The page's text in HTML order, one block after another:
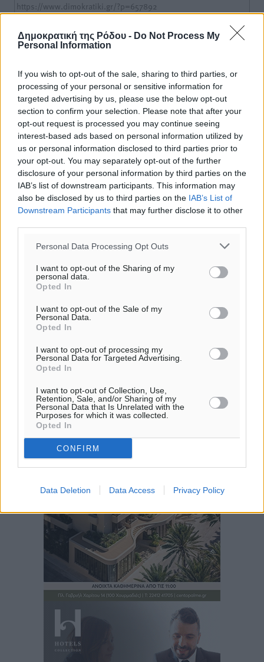
Δημοκρατική της Ρόδου - Do Not Process My
Personal Information
If you wish to opt-out of the sale, sharing to third parties, or
processing of your personal or sensitive information for
targeted advertising by us, please use the below opt-out
section to confirm your selection. Please note that after your
opt-out request is processed you may continue seeing
interest-based ads based on personal information utilized by
us or personal information disclosed to third parties prior to
your opt-out. You may separately opt-out of the further
disclosure of your personal information by third parties on the
IAB’s list of downstream participants. This information may
also be disclosed by us to third parties on the IAB’s List of
Downstream Participants that may further disclose it to other
Personal Data Processing Opt Outs
I want to opt-out of the Sharing of my
personal data.
Opted In
I want to opt-out of the Sale of my
Personal Data.
Opted In
I want to opt-out of processing my
Personal Data for Targeted Advertising.
Opted In
I want to opt-out of Collection, Use,
Retention, Sale, and/or Sharing of my
Personal Data that Is Unrelated with the
Purposes for which it was collected.
Opted In
CONFIRM
Data Deletion Data Access Privacy Policy
αίθριος καιρός
47%
10km/h
Δ
26 26
06:17
20:08
πρόγνωση:
28°
ΣΑ
29°